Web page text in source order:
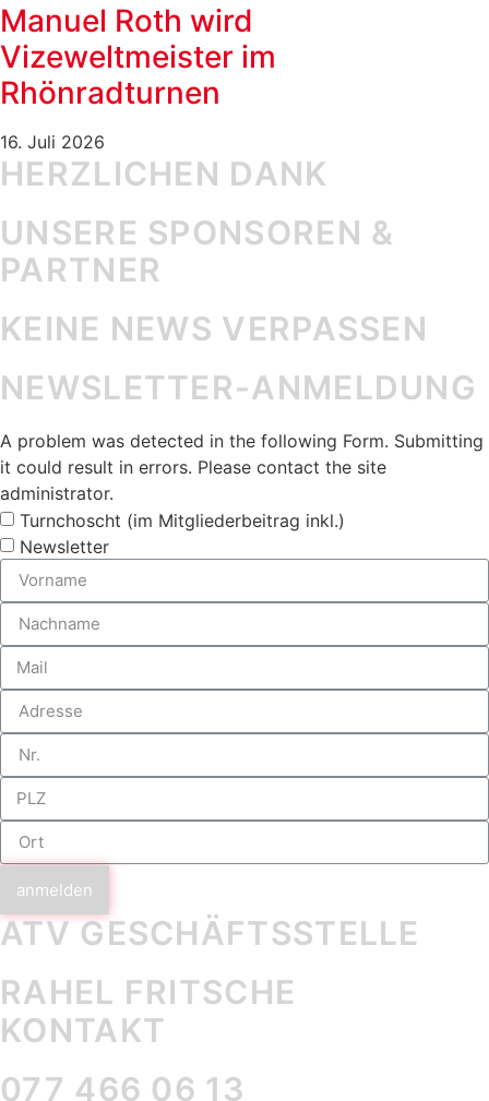
Manuel Roth wird
Vizeweltmeister im
Rhönradturnen
16. Juli 2026
HERZLICHEN DANK
UNSERE SPONSOREN &
PARTNER
KEINE NEWS VERPASSEN
NEWSLETTER-ANMELDUNG
A problem was detected in the following Form. Submitting
it could result in errors. Please contact the site
administrator.
Turnchoscht (im Mitgliederbeitrag inkl.)
Newsletter
anmelden
ATV GESCHÄFTS­STELLE
RAHEL FRITSCHE
KONTAKT
077 466 06 13